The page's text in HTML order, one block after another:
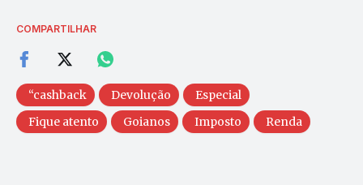
COMPARTILHAR
“cashback Devolução
Especial
Fique atento
Goianos Imposto Renda